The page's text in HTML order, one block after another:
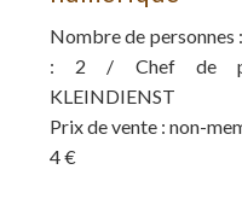
Nombre de personnes
: 2 / Chef de
KLEINDIENST
Prix de vente : non-
4 €